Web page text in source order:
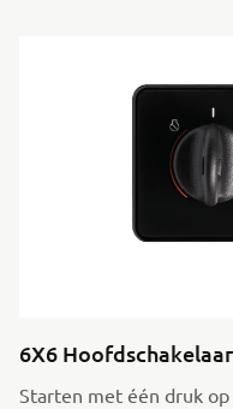
6X6 Hoofdschakelaar
Starten met één druk